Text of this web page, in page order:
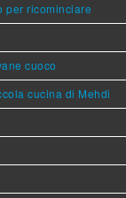
per ricominciare
cuoco
cucina di Mehdi